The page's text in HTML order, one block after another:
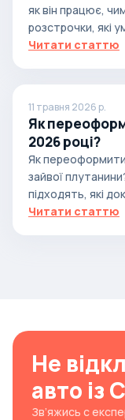
як він працює,
розстрочки, які
Читати статтю
11 травня 2026 р.
Як
2026 році?
Як
зайвої
підходять, які
Читати статтю
Не
авто із
Зв’яжись с